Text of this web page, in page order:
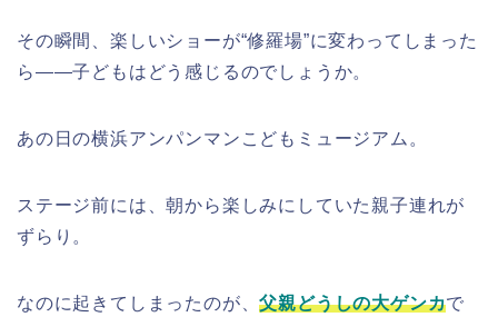
その瞬間、楽しいショーが“修羅場”に変わってしまった
ら――子どもはどう感じるのでしょうか。
あの日の横浜アンパンマンこどもミュージアム。
ステージ前には、朝から楽しみにしていた親子連れが
ずらり。
なのに起きてしまったのが、父親どうしの大ゲンカで